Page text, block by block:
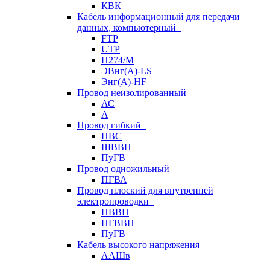
КВК
Кабель информационный для передачи
данных, компьютерный
FTP
UTP
П274/М
ЭВнг(А)-LS
Энг(А)-HF
Провод неизолированный
АС
А
Провод гибкий
ПВС
ШВВП
ПуГВ
Провод одножильный
ПГВА
Провод плоский для внутренней
электропроводки
ПВВП
ПГВВП
ПуГВ
Кабель высокого напряжения
ААШв